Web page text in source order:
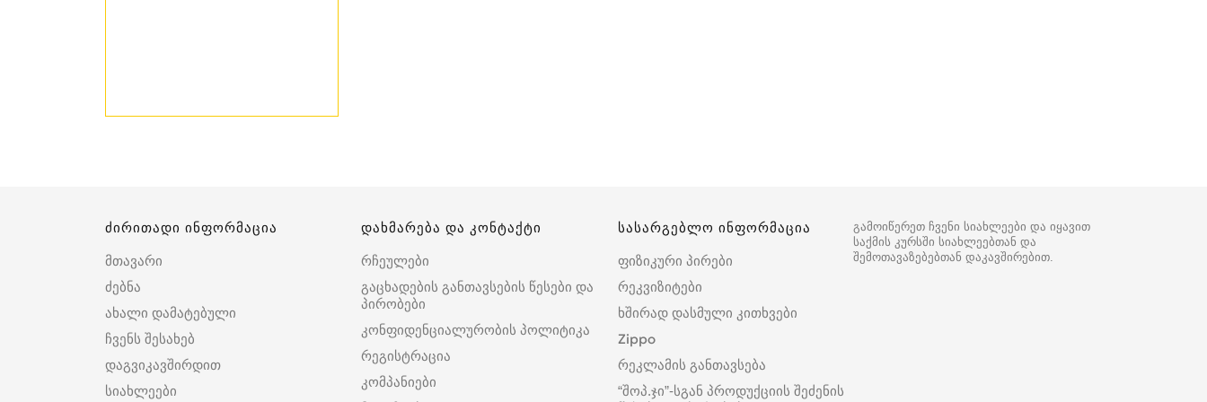
გამოიწერეთ ჩვენი სიახლეები და იყავით
საქმის კურსში სიახლეებთან და
შემოთავაზებებთან დაკავშირებით.
ძირითადი ინფორმაცია
მთავარი
ძებნა
ახალი დამატებული
ჩვენს შესახებ
დაგვიკავშირდით
სიახლეები
დახმარება და კონტაქტი
რჩეულები
გაცხადების განთავსების წესები და
პირობები
კონფიდენციალურობის პოლიტიკა
რეგისტრაცია
კომპანიები
სასარგებლო ინფორმაცია
ფიზიკური პირები
რეკვიზიტები
ხშირად დასმული კითხვები
Zippo
რეკლამის განთავსება
“შოპ.ჯი”-სგან პროდუქციის შეძენის